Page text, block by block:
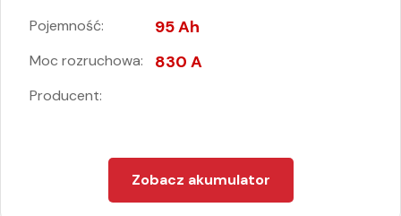
Pojemność: 95 Ah
Moc rozruchowa: 830 A
Producent:
Zobacz akumulator